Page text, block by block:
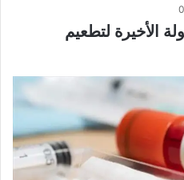
0
الأخيرة لتطعيم